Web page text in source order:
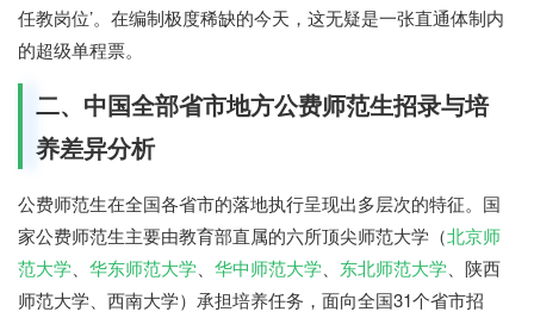
任教岗位’。在编制极度稀缺的今天，这无疑是一张直通体制内
的超级单程票。
二、中国全部省市地方公费师范生招录与培
养差异分析
公费师范生在全国各省市的落地执行呈现出多层次的特征。国
家公费师范生主要由教育部直属的六所顶尖师范大学（北京师
范大学、 华东师范大学、 华中师范大学、 东北师范大学、陕西
师范大学、西南大学）承担培养任务，面向全国31个省市招